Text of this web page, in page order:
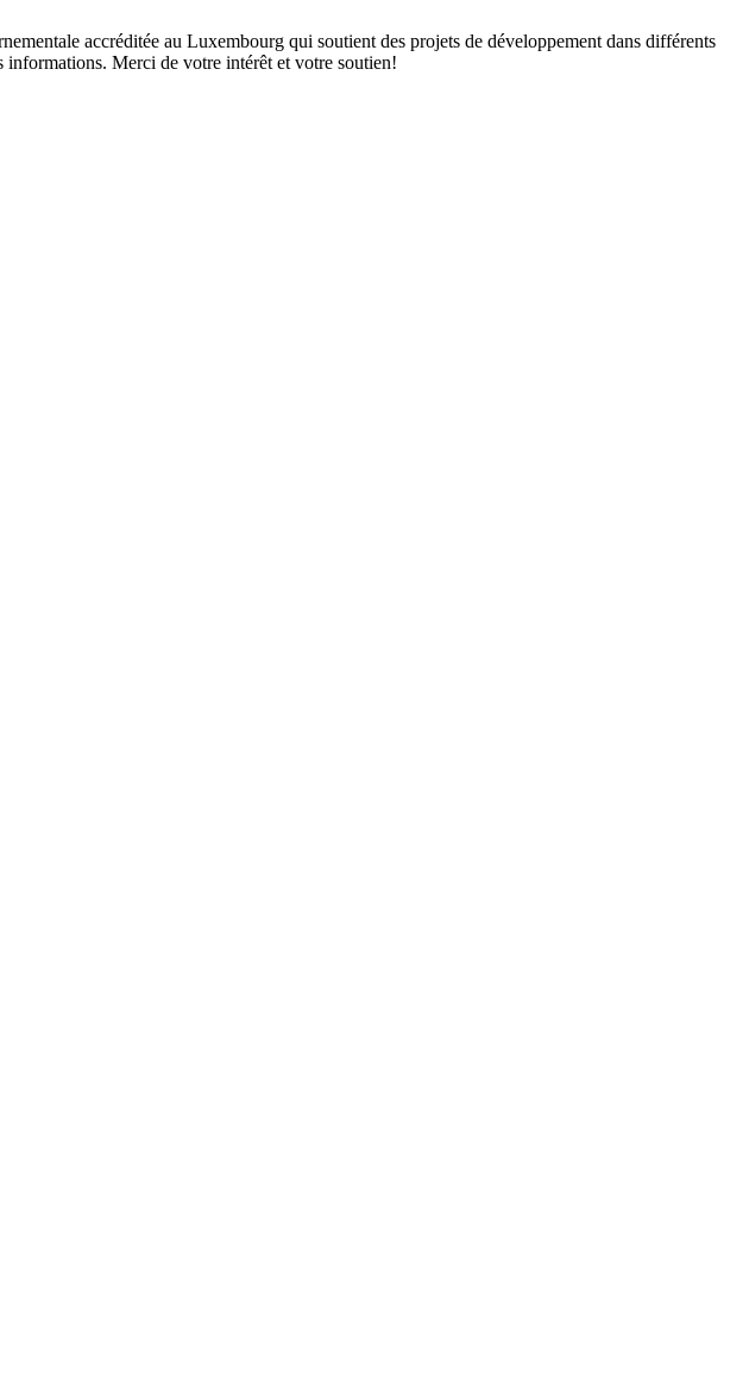
accréditée au Luxembourg qui soutient des projets de développement dans différents
informations. Merci de votre intérêt et votre soutien!